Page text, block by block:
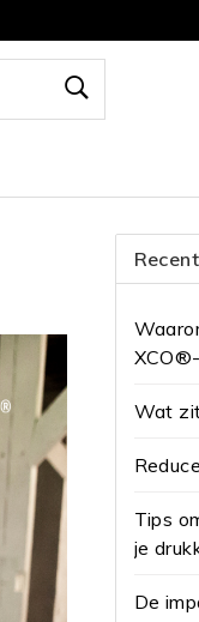
Wat
Tips
je
De